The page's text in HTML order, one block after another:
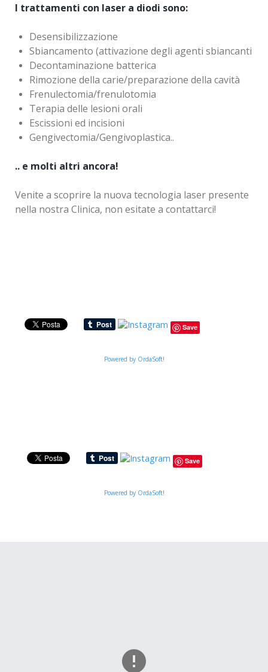
I trattamenti con laser a diodi sono:
Desensibilizzazione
Sbiancamento (attivazione degli agenti sbiancanti
Decontaminazione batterica
Rimozione della carie/preparazione della cavità
Frenulectomia/frenulotomia
Terapia delle lesioni orali
Escissioni ed incisioni
Gengivectomia/Gengivoplastica..
.. e molti altri ancora!
Venite a scoprire la nuova tecnologia laser presente
nella nostra Clinica, non esitate a contattarci!
Save
Powered by OrdaSoft!
Save
Powered by OrdaSoft!